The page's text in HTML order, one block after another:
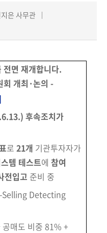
은 사무관
면 재개합니다.
회 개최·논의 -
후속조치가
로 21개 기관투자자가
템 테스트에 참여
전입고 준비 중
Selling Detecting
매도 비중 81% +